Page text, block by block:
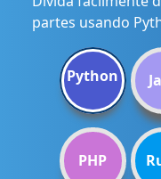
partes usando
Python
PHP